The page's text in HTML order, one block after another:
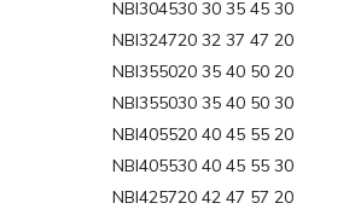
NBI304530 30 35 45 30
NBI324720 32 37 47 20
NBI355020 35 40 50 20
NBI355030 35 40 50 30
NBI405520 40 45 55 20
NBI405530 40 45 55 30
NBI425720 42 47 57 20